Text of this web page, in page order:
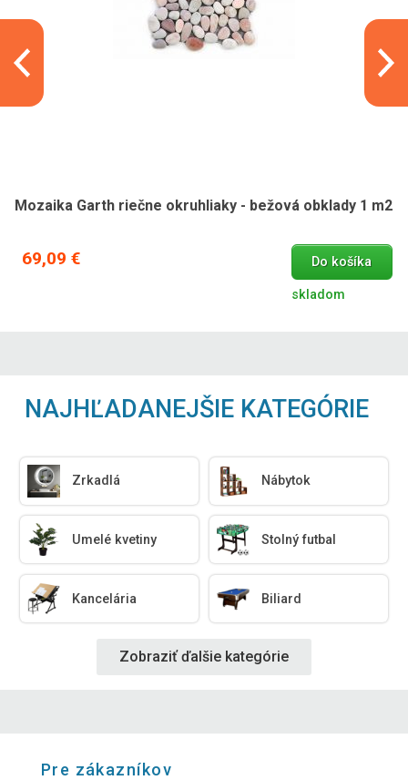
Mozaika Garth riečne okruhliaky - bežová obklady 1 m2
69,09 € Do košíka
skladom
NAJHĽADANEJŠIE KATEGÓRIE
Zrkadlá Nábytok
Umelé kvetiny Stolný futbal
Kancelária Biliard
Zobraziť ďalšie kategórie
Pre zákazníkov